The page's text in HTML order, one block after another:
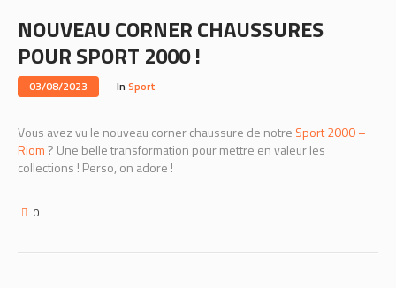
NOUVEAU CORNER CHAUSSURES
POUR SPORT 2000 !
03/08/2023 In Sport
Vous avez vu le nouveau corner chaussure de notre Sport 2000 –
Riom? Une belle transformation pour mettre en valeur les
collections ! Perso, on adore !
0